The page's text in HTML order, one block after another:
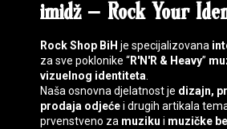
imidž– Rock Your
Rock Shop BiH je specijalizovana
za sve poklonike “R'N'R & Heavy”
vizuelnog identiteta
Naša osnovna djelatnost je dizajn,
prodaja odjećei drugih artikala
prvenstveno za muziku i muzičke